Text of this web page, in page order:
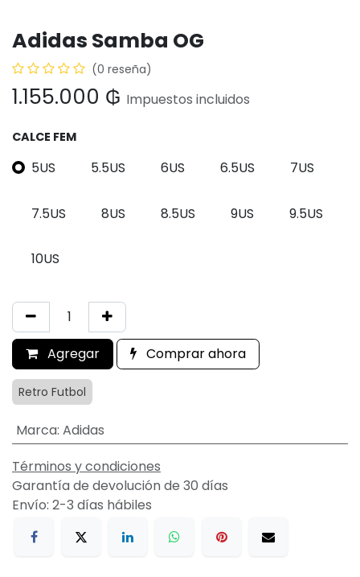
Adidas Samba OG
(0 reseña)
1.155.000 ₲ Impuestos incluidos
CALCE FEM
5US 5.5US 6US 6.5US 7US
7.5US 8US 8.5US 9US 9.5US
10US
Agregar Comprar ahora
Retro Futbol
Marca: Adidas
Términos y condiciones
Garantía de devolución de 30 días
Envío: 2-3 días hábiles